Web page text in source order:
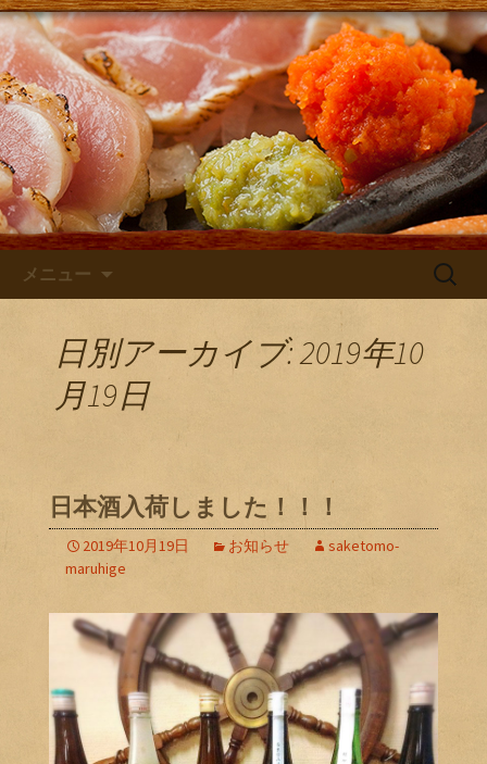
さけともまるひげブログ
大阪・庄内にある居酒屋「さけともま
るひげ」の店主が主に日本酒のン入荷
やお店のお知らせを発信するブログで
す！
メニュー
検
日別アーカイブ: 2019年10
月19日
日本酒入荷しました！！！
2019年10月19日 お知らせ
saketomo-
maruhige